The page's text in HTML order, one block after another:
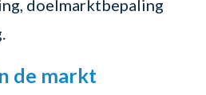
doelmarktbepaling
de markt